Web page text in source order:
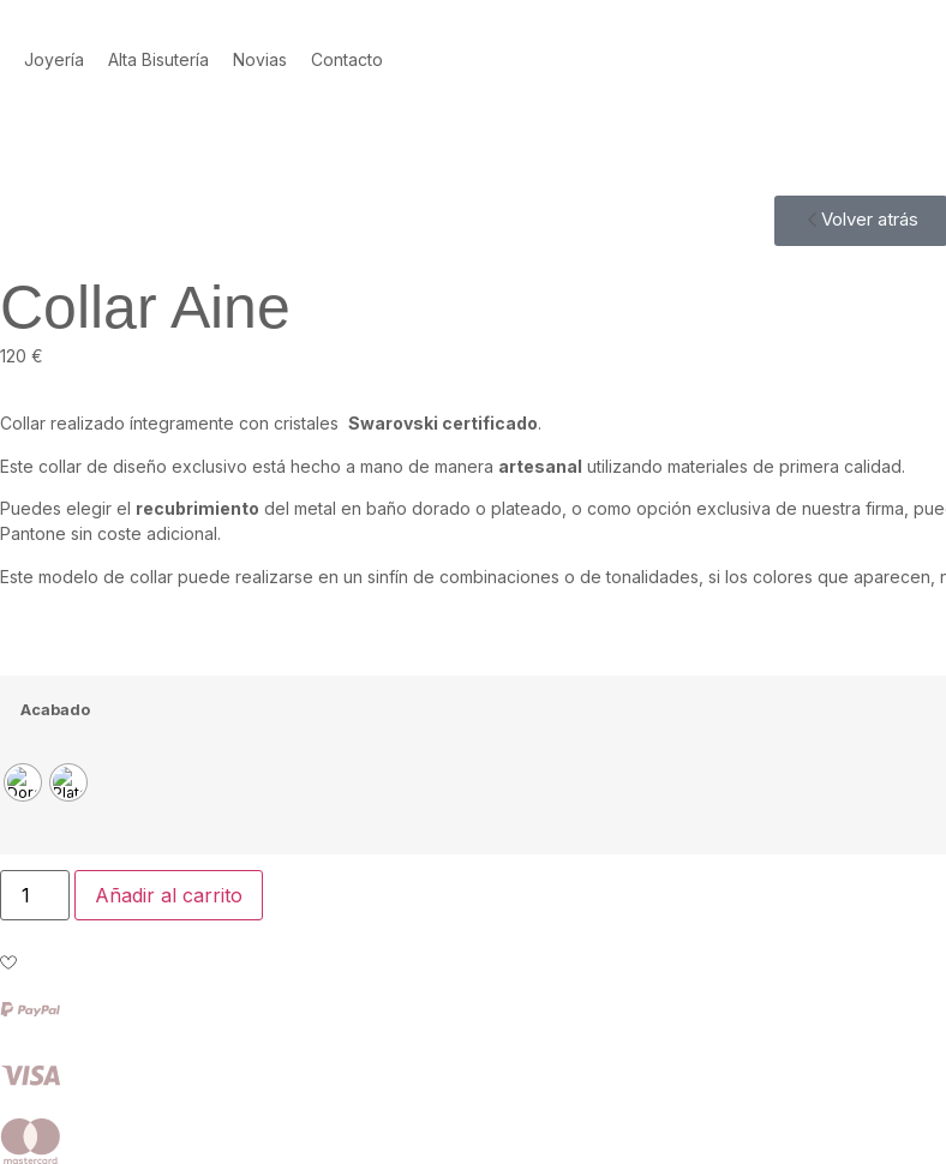
Joyería Alta Bisutería Novias Contacto
Volver atrás
Collar Aine
120 €
Collar realizado íntegramente con cristales Swarovski certificado.
Este collar de diseño exclusivo está hecho a mano de manera artesanal utilizando materiales de primera calidad.
Puedes elegir el recubrimiento del metal en baño dorado o plateado, o como opción exclusiva de nuestra firma,
Pantone sin coste adicional.
Este modelo de collar puede realizarse en un sinfín de combinaciones o de tonalidades, si los colores que
Acabado
Añadir al carrito